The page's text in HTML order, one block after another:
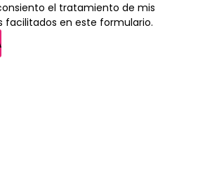
el tratamiento de mis
facilitados en este formulario.